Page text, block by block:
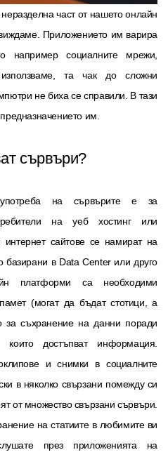
част от нашето онлайн
Приложението им варира
например социалните мрежи,
използваме, та чак до сложни
не биха се справили. В тази
им.
сървъри?
на сървърите е за
на уеб хостинг или
сайтове се намират на
в Data Center или друго
платформи са необходими
(могат да бъдат стотици, а
за съхранение на данни поради
които достъпват информация.
и снимки в социалните
в няколко свързани помежду си
от множество свързани сървъри.
на статиите в любимите ви
през приложенията на